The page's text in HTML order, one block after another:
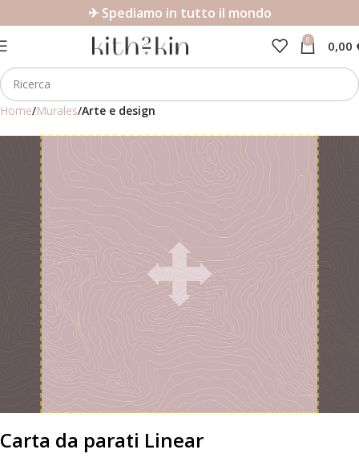
✈ Spediamo in tutto il mondo
0 0,00
Home Murales Arte e design
Carta da parati Linear